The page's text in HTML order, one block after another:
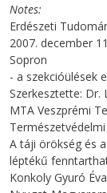
Notes
Erdészeti
2007. december
Sopron
- a szekcióülések
Szerkesztette: Dr.
MTA Veszprémi
A táji örökség és
léptékű
Konkoly Gyuró